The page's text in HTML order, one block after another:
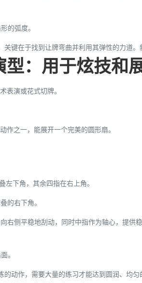
的弧度。
关键在于找到让牌弯曲并利用其弹性的力道。
型：用于炫技和
表演或花式切牌。
作之一，能展开一个完美的圆形扇。
左下角，其余四指在右上角。
的右下角。
右侧平稳地刮动，同时中指作为轴心，提供
。
的动作，需要大量的练习才能达到圆润、均